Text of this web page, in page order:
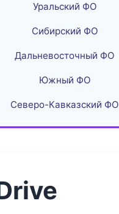
Уральский ФО
Сибирский ФО
Дальневосточный ФО
Южный ФО
Северо-Кавказский ФО